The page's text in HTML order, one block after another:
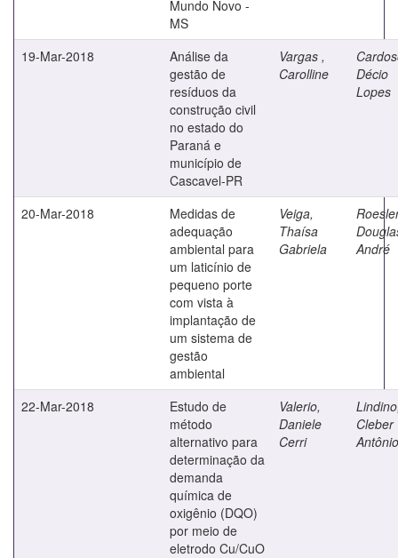
Mundo Novo -
MS
19-Mar-2018
Análise da
gestão de
resíduos da
construção civil
no estado do
Paraná e
município de
Cascavel-PR
Vargas ,
Carolline
Décio
Lopes
20-Mar-2018
Medidas de
adequação
ambiental para
um laticínio de
pequeno porte
com vista à
implantação de
um sistema de
gestão
ambiental
Veiga,
Thaísa
Gabriela
André
22-Mar-2018
Estudo de
método
alternativo para
determinação da
demanda
química de
oxigênio (DQO)
por meio de
eletrodo Cu/CuO
Valerio,
Daniele
Cerri
Cleber
Antônio